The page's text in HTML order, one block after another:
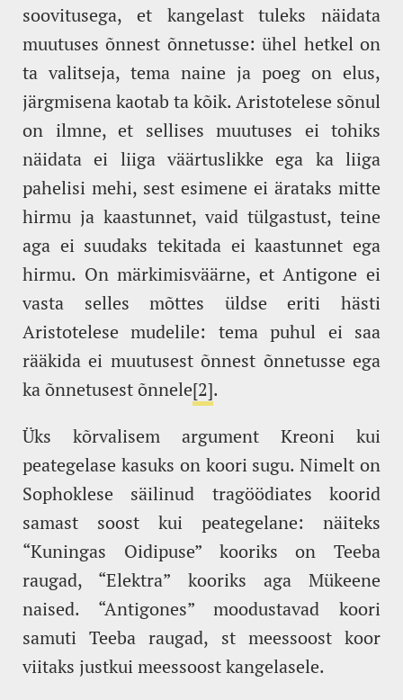
soovitusega, et kangelast tuleks näidata
muutuses õnnest õnnetusse: ühel hetkel on
ta valitseja, tema naine ja poeg on elus,
järgmisena kaotab ta kõik. Aristotelese sõnul
on ilmne, et sellises muutuses ei tohiks
näidata ei liiga väärtuslikke ega ka liiga
pahelisi mehi, sest esimene ei ärataks mitte
hirmu ja kaastunnet, vaid tülgastust, teine
aga ei suudaks tekitada ei kaastunnet ega
hirmu. On märkimisväärne, et Antigone ei
vasta selles mõttes üldse eriti hästi
Aristotelese mudelile: tema puhul ei saa
rääkida ei muutusest õnnest õnnetusse ega
ka õnnetusest õnnele[2].
Üks kõrvalisem argument Kreoni kui
peategelase kasuks on koori sugu. Nimelt on
Sophoklese säilinud tragöödiates koorid
samast soost kui peategelane: näiteks
“Kuningas Oidipuse” kooriks on Teeba
raugad, “Elektra” kooriks aga Mükeene
naised. “Antigones” moodustavad koori
samuti Teeba raugad, st meessoost koor
viitaks justkui meessoost kangelasele.